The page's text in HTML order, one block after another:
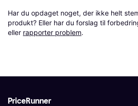
Har du opdaget noget, der ikke helt
produkt? Eller har du forslag til
eller rapporter problem.
PriceRunner